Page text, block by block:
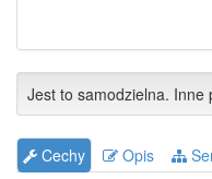
Jest to samodzielna. Inne
Cechy Opis